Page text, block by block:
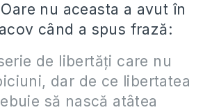
nu aceasta a avut în
când a spus frază:
de libertăţi care nu
dar de ce libertatea
să nască atâtea